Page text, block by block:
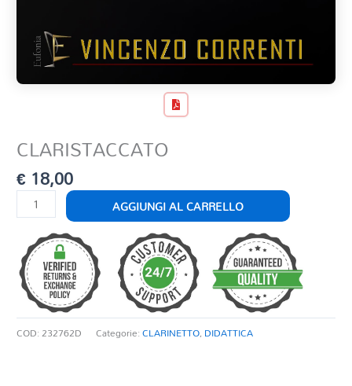
CLARISTACCATO
€ 18,00
CLARISTACCATO
quantità
AGGIUNGI AL CARRELLO
COD:232762D Categorie:CLARINETTO, DIDATTICA